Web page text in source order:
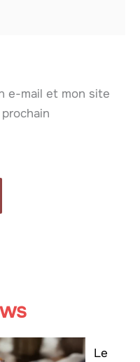
e-mail et mon site
Le